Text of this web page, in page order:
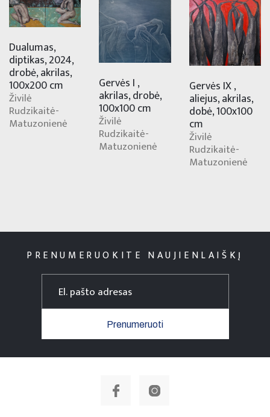
Dualumas,
diptikas, 2024,
drobė, akrilas,
100x200 cm
Živilė
Rudzikaitė-
Matuzonienė
Gervės I ,
akrilas, drobė,
100x100 cm
Živilė
Rudzikaitė-
Matuzonienė
Gervės IX ,
aliejus, akrilas,
dobė, 100x100
cm
Živilė
Rudzikaitė-
Matuzonienė
PRENUMERUOKITE NAUJIENLAIŠKĮ
Prenumeruoti